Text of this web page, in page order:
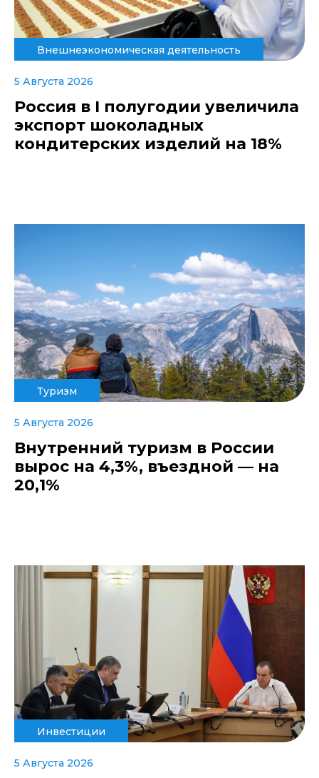
Внешнеэкономическая деятельность
5 Августа 2026
Россия в I полугодии увеличила
экспорт шоколадных
кондитерских изделий на 18%
Туризм
5 Августа 2026
Внутренний туризм в России
вырос на 4,3%, въездной — на
20,1%
Инвестиции
5 Августа 2026